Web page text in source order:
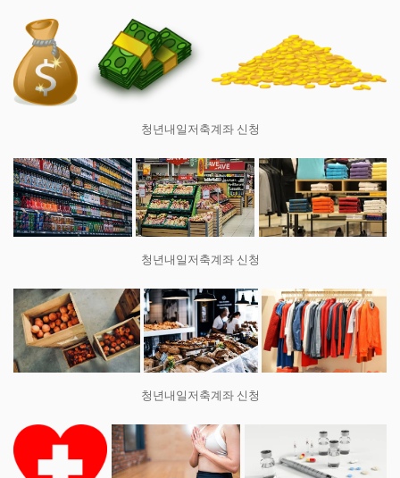
청년내일저축계좌 신청
청년내일저축계좌 신청
청년내일저축계좌 신청